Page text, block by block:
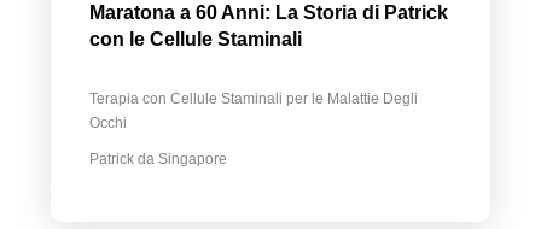
Maratona a 60 Anni: La Storia di Patrick
con le Cellule Staminali
Terapia con Cellule Staminali per le Malattie Degli
Occhi
Patrick da Singapore